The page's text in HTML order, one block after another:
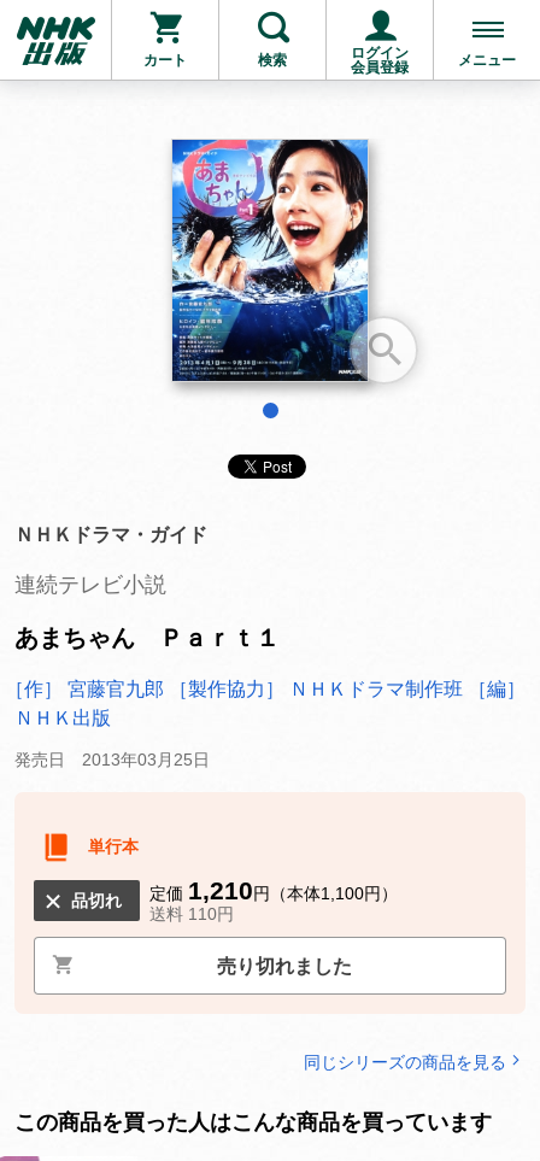
カート 検索
ログイン
会員登録
メニュー
お支払いに進む
他にも商品を買う
ＮＨＫドラマ・ガイド
連続テレビ小説
あまちゃん Ｐａｒｔ１
［作］ 宮藤官九郎 ［製作協力］ ＮＨＫドラマ制作班
［編］
ＮＨＫ出版
発売日 2013年03月25日
単行本
品切れ 定価 1,210円（本体1,100円）
送料 110円
売り切れました
同じシリーズの商品を見る
この商品を買った人はこんな商品を買っています